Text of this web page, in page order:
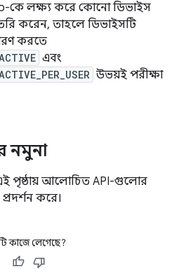
কে লক্ষ্য করে কোনো ডিভাইস
করেন, তাহলে ডিভাইসটি
করতে
এবং
উভয়ই পরীক্ষা
নমুনা
পৃষ্ঠায় আলোচিত API-গুলোর
করে।
কাজে লেগেছে?